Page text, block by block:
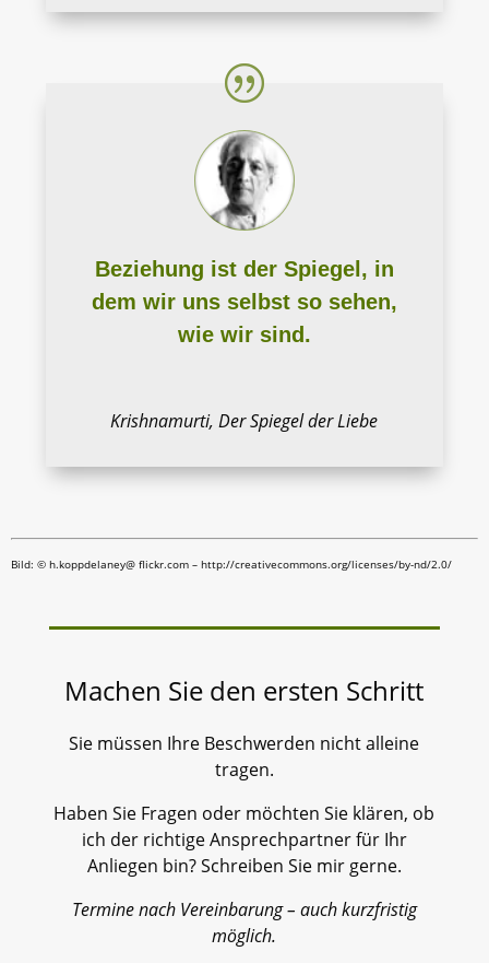
Beziehung ist der Spiegel, in
dem wir uns selbst so sehen,
wie wir sind.
Krishnamurti, Der Spiegel der Liebe
Bild: © h.koppdelaney@ flickr.com – http://creativecommons.org/licenses/by-nd/2.0/
Machen Sie den ersten Schritt
Sie müssen Ihre Beschwerden nicht alleine
tragen.
Haben Sie Fragen oder möchten Sie klären, ob
ich der richtige Ansprechpartner für Ihr
Anliegen bin? Schreiben Sie mir gerne.
Termine nach Vereinbarung – auch kurzfristig
möglich.